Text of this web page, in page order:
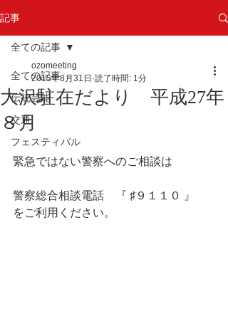
記事
全ての記事
伝統芸能
交通
フェスティバル
全ての記事
大沢駐在だより 平成27年
８月
ozomeeting
2015年8月31日 読了時間: 1分
緊急ではない警察へのご相談は
警察総合相談電話　『 ♯９１１０ 』
をご利用ください。